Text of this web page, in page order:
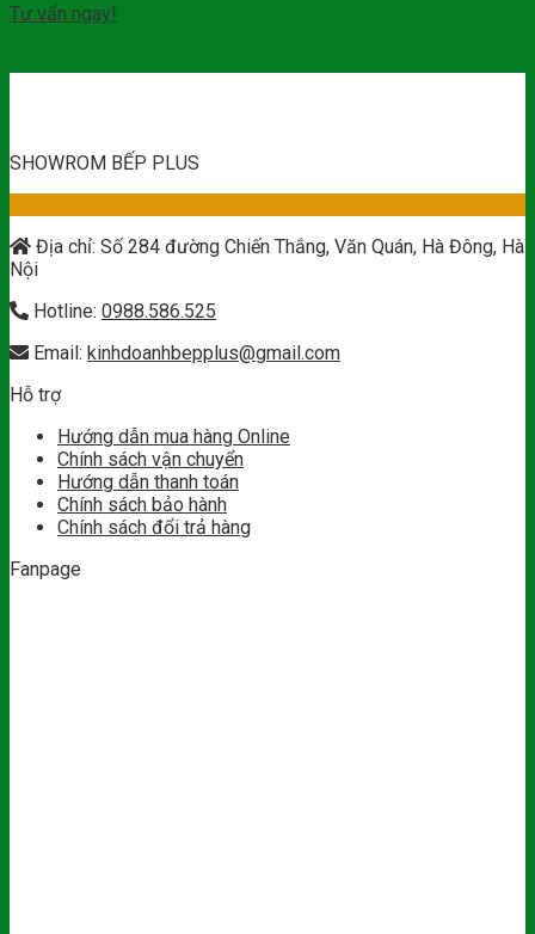
Tư vấn ngay!
SHOWROM BẾP PLUS
Địa chỉ: Số 284 đường Chiến Thắng, Văn Quán, Hà Đông, Hà
Nội
Hotline: 0988.586.525
Email: kinhdoanhbepplus@gmail.com
Hỗ trợ
Hướng dẫn mua hàng Online
Chính sách vận chuyển
Hướng dẫn thanh toán
Chính sách bảo hành
Chính sách đổi trả hàng
Fanpage